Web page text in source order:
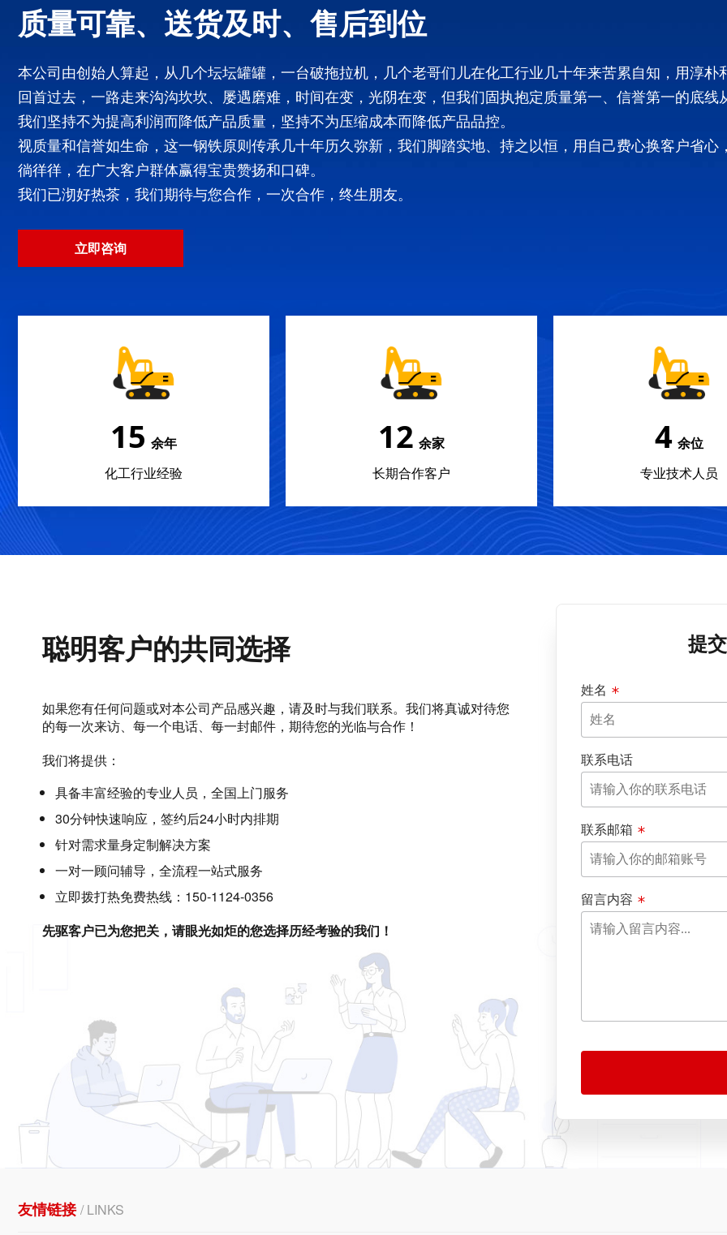
质量可靠、送货及时、售后到位
本公司由创始人算起，从几个坛坛罐罐，一台破拖拉机，几个老哥们儿在化工行业几十年来苦累自知，用淳朴
回首过去，一路走来沟沟坎坎、屡遇磨难，时间在变，光阴在变，但我们固执抱定质量第一、信誉第一的底
我们坚持不为提高利润而降低产品质量，坚持不为压缩成本而降低产品品控。
视质量和信誉如生命，这一钢铁原则传承几十年历久弥新，我们脚踏实地、持之以恒，用自己费心换客户省
徜徉徉，在广大客户群体赢得宝贵赞扬和口碑。
我们已沏好热茶，我们期待与您合作，一次合作，终生朋友。
立即咨询
22 余年
化工行业经验
18 余家
长期合作客户
5 余位
专业技术人员
聪明客户的共同选择
如果您有任何问题或对本公司产品感兴趣，请及时与我们联系。我们将真诚对待您
的每一次来访、每一个电话、每一封邮件，期待您的光临与合作！
我们将提供：
具备丰富经验的专业人员，全国上门服务
30分钟快速响应，签约后24小时内排期
针对需求量身定制解决方案
一对一顾问辅导，全流程一站式服务
立即拨打热免费热线：150-1124-0356
先驱客户已为您把关，请眼光如炬的您选择历经考验的我们！
提
姓名
联系电话
联系邮箱
留言内容
友情链接/ LINKS